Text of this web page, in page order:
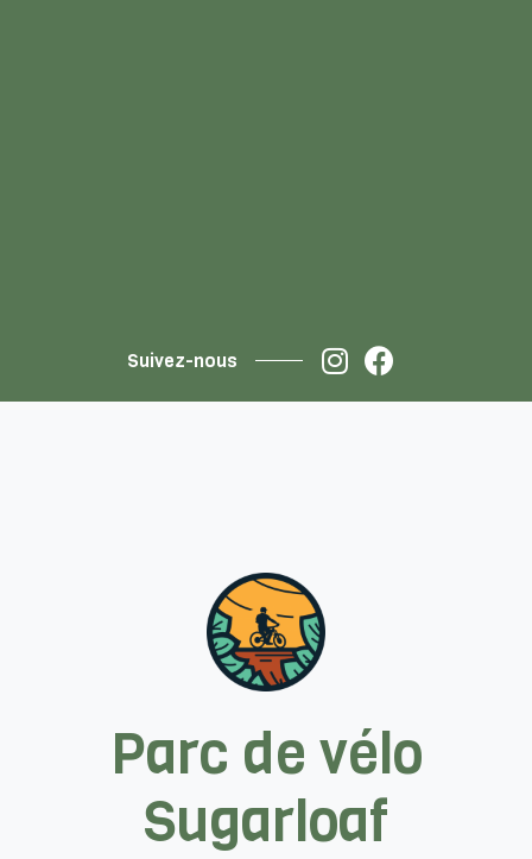
Suivez-nous
Parc de vélo
Sugarloaf